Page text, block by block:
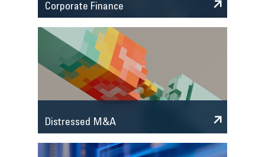
Corporate Finance
Distressed M&A